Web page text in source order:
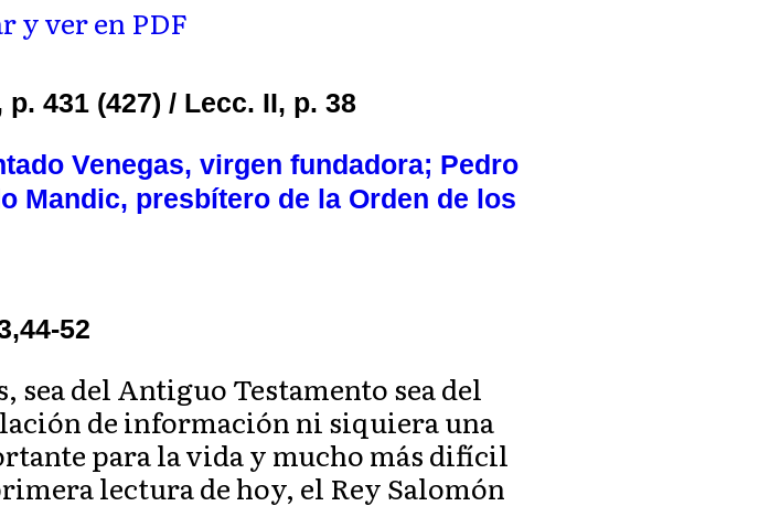
y ver en PDF
431 (427) / Lecc. II, p. 38
Venegas, virgen fundadora; Pedro
Mandic, presbítero de la Orden de los
52
del Antiguo Testamento sea del
de información ni siquiera una
para la vida y mucho más difícil
lectura de hoy, el Rey Salomón